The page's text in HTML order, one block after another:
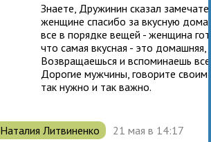
Знаете, Дружинин сказал
женщине спасибо за вкусную
все в порядке вещей - женщина
что самая вкусная - это
Возвращаешься и вспоминаешь
Дорогие мужчины, говорите
так нужно и так важно.
Наталия Литвиненко
21 мая в 14:17